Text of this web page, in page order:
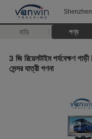
বাড়ি পণ্য
3 জি রিয়েলটাইম পর্যবেক্ষণ
সেন্সর যাত্রী গণনা